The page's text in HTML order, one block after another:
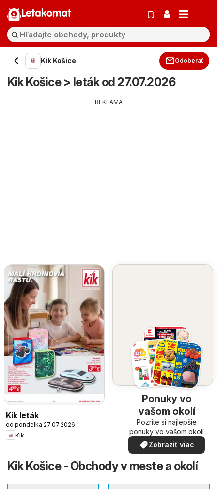
Letakomat
Kik Košice Odoberať
Kik Košice > leták od 27.07.2026
REKLAMA
Kik leták
od pondelka 27.07.2026
Kik
Ponuky vo
vašom okolí
Pozrite si najlepšie
ponuky vo vašom okolí
Zobraziť viac
Kik Košice - Obchody v meste a okolí